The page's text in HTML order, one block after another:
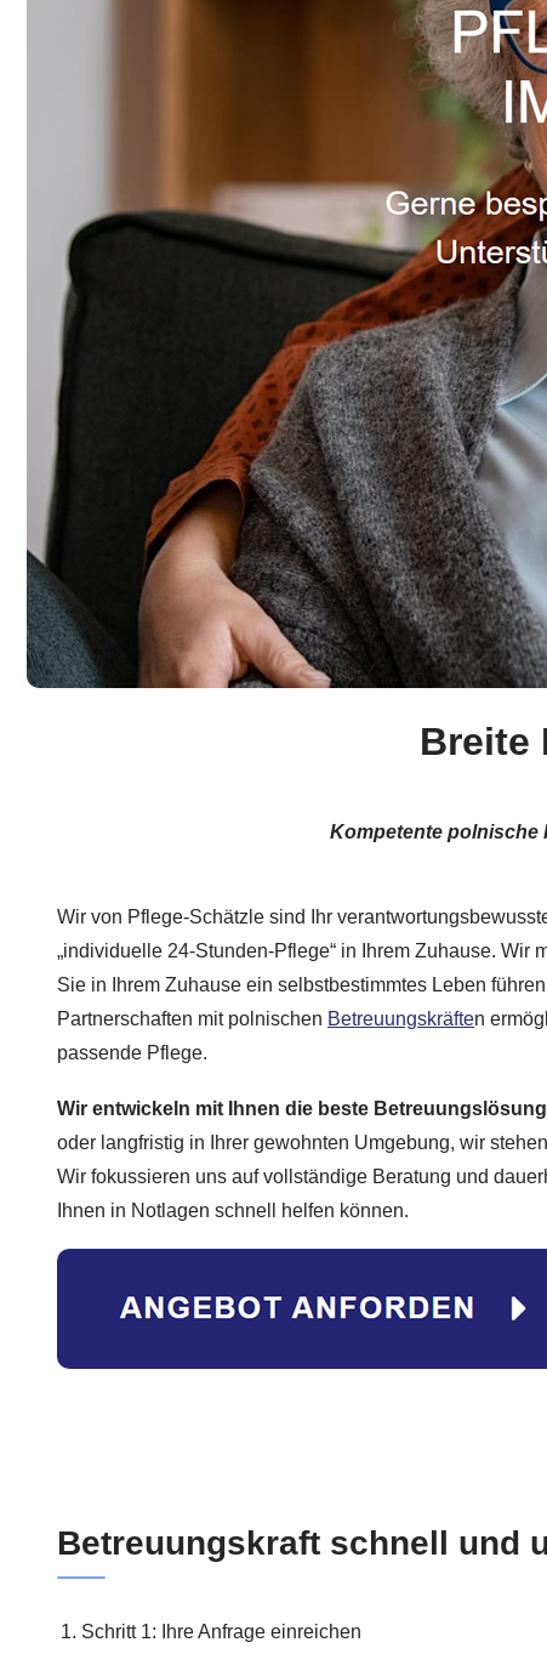
Breite
Kompetente polnische
Wir von Pflege-Schätzle sind Ihr
„individuelle 24-Stunden-Pflege“ in Ihrem Zuhause. Wir
Sie in Ihrem Zuhause ein selbstbestimmtes Leben
Partnerschaften mit polnischen Betreuungskräften
passende Pflege.
Wir entwickeln mit Ihnen die beste Betreuungslösung
oder langfristig in Ihrer gewohnten Umgebung, wir
Wir fokussieren uns auf vollständige Beratung und
Ihnen in Notlagen schnell helfen können.
Betreuungskraft schnell und
Schritt 1: Ihre Anfrage einreichen